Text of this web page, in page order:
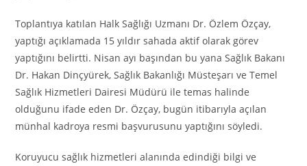
Toplantıya katılan Halk Sağlığı Uzmanı Dr. Özlem Özçay,
yaptığı açıklamada 15 yıldır sahada aktif olarak görev
yaptığını belirtti. Nisan ayı başından bu yana Sağlık Bakanı
Dr. Hakan Dinçyürek, Sağlık Bakanlığı Müsteşarı ve Temel
Sağlık Hizmetleri Dairesi Müdürü ile temas halinde
olduğunu ifade eden Dr. Özçay, bugün itibarıyla açılan
münhal kadroya resmi başvurusunu yaptığını söyledi.
Koruyucu sağlık hizmetleri alanında edindiği bilgi ve